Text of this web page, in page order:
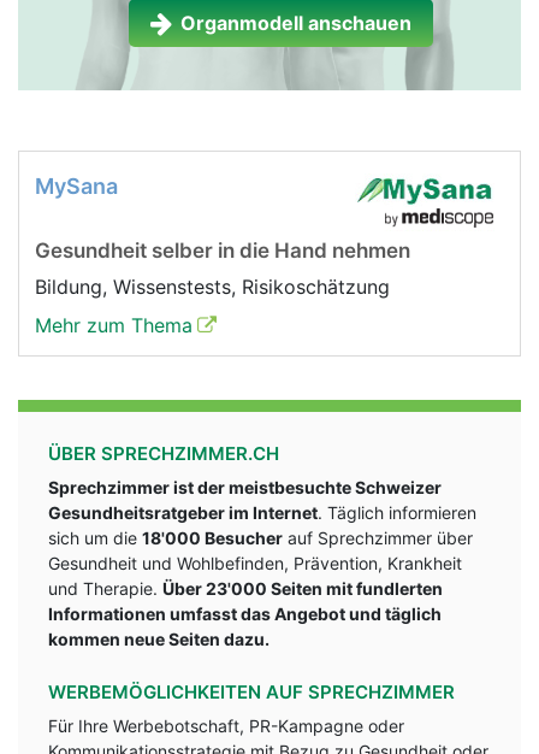
Organmodell anschauen
MySana
Gesundheit selber in die Hand nehmen
Bildung, Wissenstests, Risikoschätzung
Mehr zum Thema
ÜBER SPRECHZIMMER.CH
Sprechzimmer ist der meistbesuchte Schweizer
Gesundheitsratgeber im Internet. Täglich informieren
sich um die 18'000 Besucher auf Sprechzimmer über
Gesundheit und Wohlbefinden, Prävention, Krankheit
und Therapie. Über 23'000 Seiten mit fundlerten
Informationen umfasst das Angebot und täglich
kommen neue Seiten dazu.
WERBEMÖGLICHKEITEN AUF SPRECHZIMMER
Für Ihre Werbebotschaft, PR-Kampagne oder